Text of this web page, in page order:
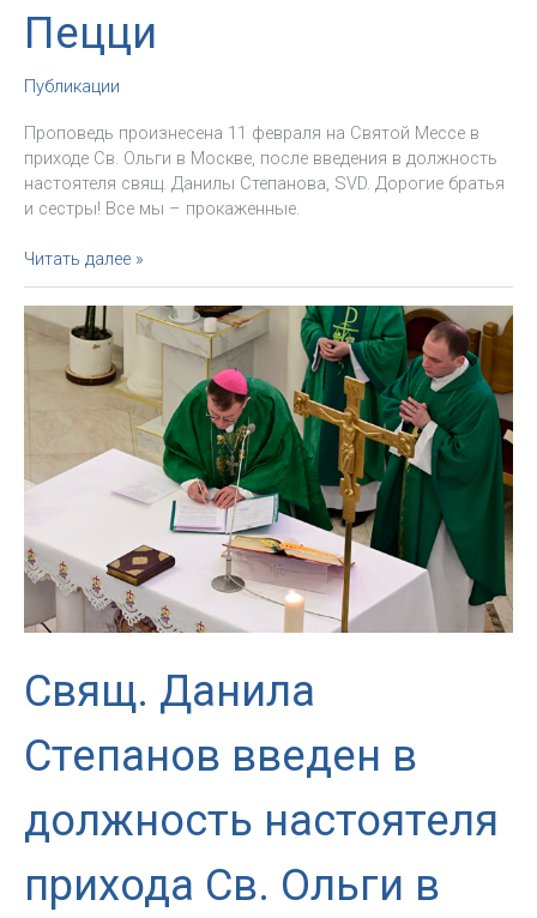
Пецци
Публикации
Проповедь произнесена 11 февраля на Святой Мессе в
приходе Св. Ольги в Москве, после введения в должность
настоятеля свящ. Данилы Степанова, SVD. Дорогие братья
и сестры! Все мы – прокаженные.
«Давайте
не
закрываться
от
Божьей».
Воскресная
Архиепископа
Павла
Читать далее »
Свящ. Данила
Степанов введен в
должность настоятеля
прихода Св. Ольги в